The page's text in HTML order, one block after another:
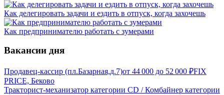
Как делегировать задачи и ездить в отпуск, когда захочешь
Как предпринимателю работать с зумерами
Вакансии дня
Продавец-кассир (пл.Базарная,д.7)от 44 000 до 52 000 ₽FIX
PRICE, Беково
Тракторист-механизатор категории CD / Комбайнер категории